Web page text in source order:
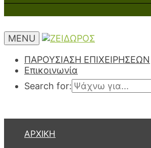
MENU
ΠΑΡΟΥΣΙΑΣΗ ΕΠΙΧΕΙΡΗΣΕΩΝ
Επικοινωνία
Search for:
ΑΡΧΙΚΉ